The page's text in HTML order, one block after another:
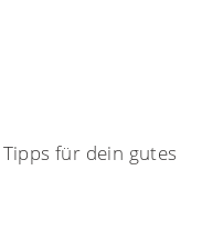
für dein gutes